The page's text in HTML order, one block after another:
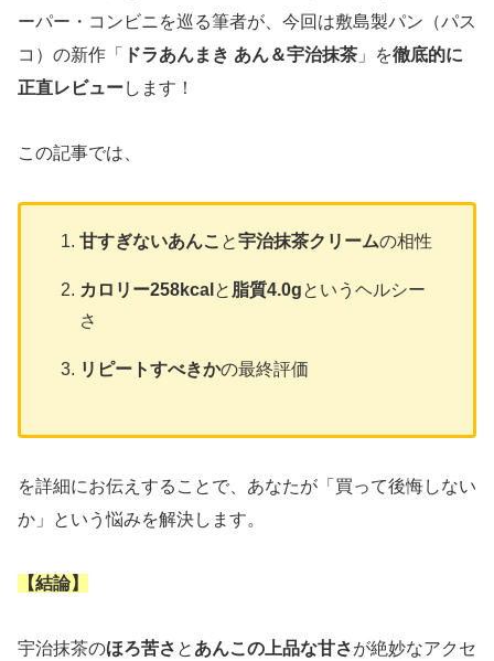
ーパー・コンビニを巡る筆者が、今回は敷島製パン（パス
コ）の新作「
ドラあんまき あん＆宇治抹茶 」を徹底的に
正直レビューします！
この記事では、
甘すぎないあんこ と宇治抹茶クリームの相性
カロリー258kcal と 脂質4.0gというヘルシー
さ
リピートすべきかの最終評価
を詳細にお伝えすることで、あなたが「買って後悔しない
か」という悩みを解決します。
【結論】
宇治抹茶のほろ苦さ と あんこの上品な甘さが絶妙なアクセ